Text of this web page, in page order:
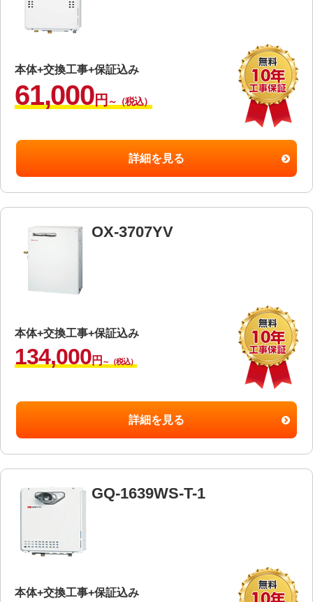
本体+交換工事+保証込み
61,000円 ～（税込）
詳細を見る
OX-3707YV
本体+交換工事+保証込み
134,000円 ～（税込）
詳細を見る
GQ-1639WS-T-1
本体+交換工事+保証込み